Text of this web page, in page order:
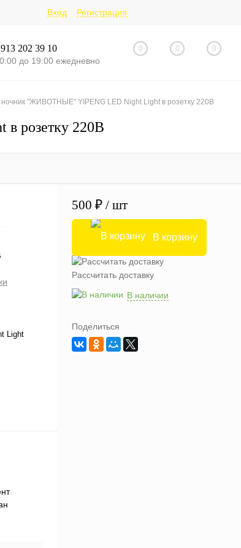
Вход Регистрация
202 39 10
до 19:00 ежедневно
0 0 0
ночник "ЖИВОТНЫЕ" YIPENG LED Night Light в розетку 220В
розетку 220В
Light
500 ₽ / шт
В корзину
Рассчитать доставку
В наличии
Поделиться